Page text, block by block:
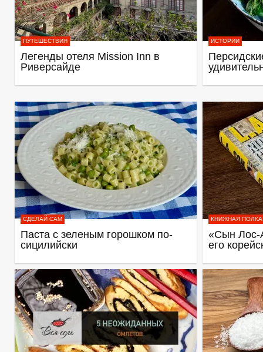
ПУТЕШЕСТВИЯ
Легенды отеля Mission Inn в
Риверсайде
ИСТОРИИ
СДЕЛАЙ САМ
Паста с зеленым горошком по-
сицилийски
КНИЖНАЯ ПОЛКА
«Сын Лос-
его